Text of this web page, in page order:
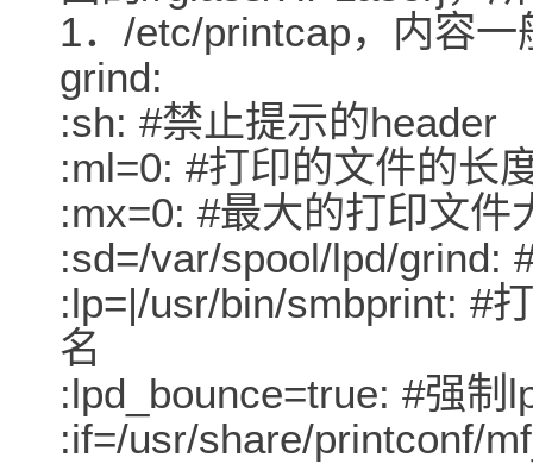
1．/etc/printcap，内容一
grind:
:sh: #禁止提示的header
:ml=0: #打印的文件的长
:mx=0: #最大的打印文件
:sd=/var/spool/lpd/grind:
:lp=|/usr/bin/smbprint: #
名
:lpd_bounce=true: #强制
:if=/usr/share/printconf/